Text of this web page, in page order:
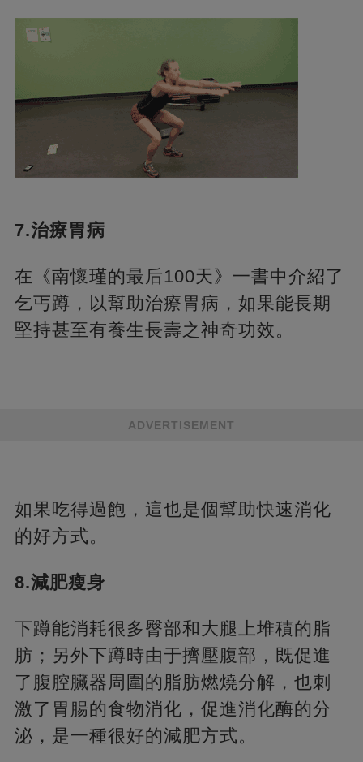
7.治療胃病
在《南懷瑾的最后100天》一書中介紹了
乞丐蹲，以幫助治療胃病，如果能長期
堅持甚至有養生長壽之神奇功效。
ADVERTISEMENT
如果吃得過飽，這也是個幫助快速消化
的好方式。
8.減肥瘦身
下蹲能消耗很多臀部和大腿上堆積的脂
肪；另外下蹲時由于擠壓腹部，既促進
了腹腔臟器周圍的脂肪燃燒分解，也刺
激了胃腸的食物消化，促進消化酶的分
泌，是一種很好的減肥方式。